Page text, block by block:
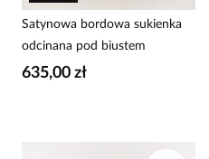
Satynowa bordowa sukienka
odcinana pod biustem
635,00 zł